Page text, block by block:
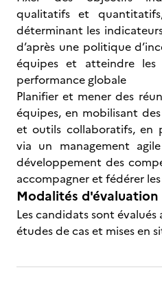
qualitatifs et
déterminant les
d’après une politique
équipes et atteindre
performance globale
Planifier et mener des
équipes, en mobilisant
et outils collaboratifs, en
via un management
développement des
accompagner et fédérer
Modalités d'évaluation
Les candidats sont
études de cas et mises en